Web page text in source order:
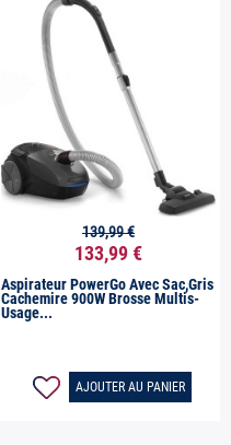
Aperçu rapide
133,99 €
139,99 €
Aspirateur PowerGo Avec Sac,gris
Cachemire 900W Brosse Multis-
Usage...
AJOUTER AU PANIER